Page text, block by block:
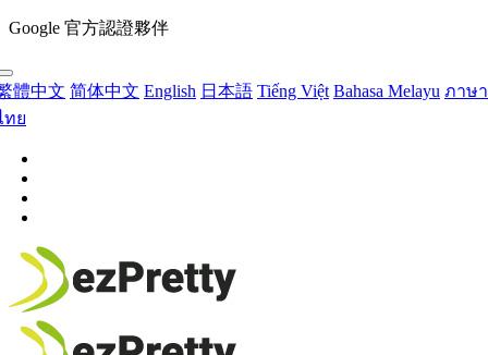
Google 官方認證夥伴
體中文 简体中文 English 日本語 Tiếng Việt Bahasa Melayu ภาษา
ทย